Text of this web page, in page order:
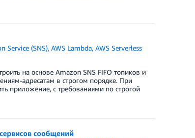
Service (SNS),AWS Lambda,AWS Serverless
на основе Amazon SNS FIFO топиков и
адресатам в строгом порядке. При
приложение, с требованиями по строгой
сообщений